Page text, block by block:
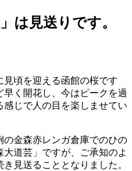
は見送りです。
頃を迎える函館の桜です
く開花し、今はピークを過
じで人の目を楽しませてい
の金森赤レンガ倉庫でのひの
道芸」ですが、ご承知のよ
見送ることとなりました。